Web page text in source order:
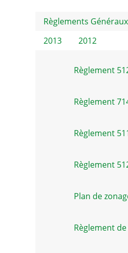
Règlements Généraux
2013
2012
Règlement
Règlement
Règlement
Règlement
Plan de
Règlement